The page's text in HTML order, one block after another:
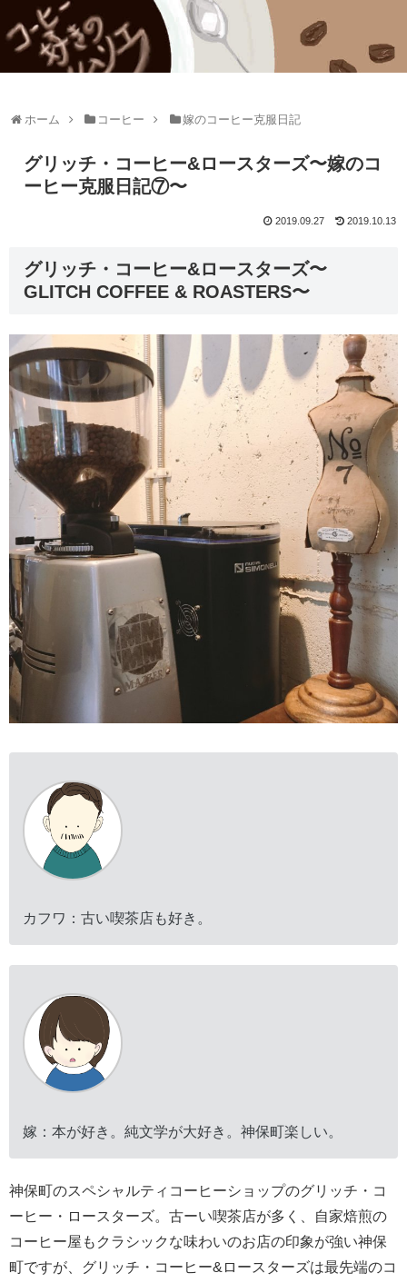
ホーム コーヒー 嫁のコーヒー克服日記
グリッチ・コーヒー&ロースターズ〜嫁のコ
ーヒー克服日記⑦〜
2019.09.27 2019.10.13
グリッチ・コーヒー&ロースターズ〜
GLITCH COFFEE & ROASTERS〜
カフワ：古い喫茶店も好き。
嫁：本が好き。純文学が大好き。神保町楽しい。
神保町のスペシャルティコーヒーショップのグリッチ・コ
ーヒー・ロースターズ。古ーい喫茶店が多く、自家焙煎の
コーヒー屋もクラシックな味わいのお店の印象が強い神保
町ですが、グリッチ・コーヒー&ロースターズは最先端のコ